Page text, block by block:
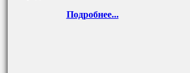
Подробнее...